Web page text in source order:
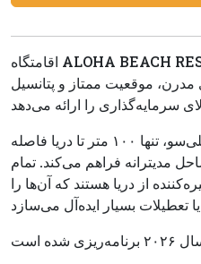
اقامتگاه ALOHA BEACH RESORT با آپارتمان‌های یک‌خوابه در
مدرن، موقعیت ممتاز و پتانسیل
این مجموعه در منطقه آکانتو / تاتلی‌سو، تنها ۱۰۰ متر تا دریا فاصله
مدیترانه فراهم می‌کند. تمام
از دریا هستند که آن‌ها را